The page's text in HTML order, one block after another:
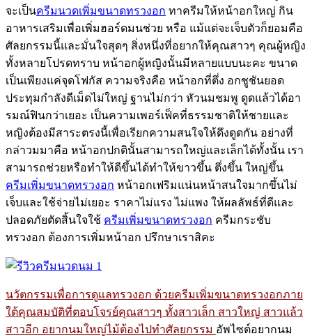
จะเป็นครีมนวดเพิ่มขนาดทรวงอก ทาครีมให้หน้าอกใหญ่ กิน
อาหารเสริมเพื่อเพิ่มฮอร์ดมนช่วย หรือ แม้แต่จะเจ็บตัวก็ยอมคือ
ศัลยกรรมนี้และมั่นใจสุดๆ สิ่งหนึ่งที่อยากให้คุณสาวๆ คุณผู้หญิง
ทั้งหลายโปรดทราบ หน้าอกผู้หญิงนั้นมีหลายแบบนะคะ ขนาด
เป็นเพียงแค่จุดโฟกัส ความจริงคือ หน้าอกที่ตึ่ง อกชูชันยอด
ประทุมกำลังดีเม็ดไม่ใหญ่ ฐานไม่กว่า หัวนมชมพู ดูดแล้วได้อา
รมณ์ฟินกว่าเยอะ เป็นความเพอร์เฟ็คที่ธรรมชาติให้ชายและ
หญิงต้องมีสาระตรงนี้เพื่อเรียกความสนใจให้ดึงดูดกัน อย่างที่
กล่าวมมาคือ หน้าอกปกตินั้นสามารถใหญ่และเล็กได้ทั้งนั้น เรา
สามารถช่วยหรือทำให้ดีขึ้นได้ทำให้ขาวขึ้น ตึ่งขึ้น ใหญ่ขึ้น
ครีมเพิ่มขนาดทรวงอก หน้าอกเฟริมแน่นหน้าสนใจมากขึ้นไม่
เจ็บและใช้จ่ายไม่เยอะ ราคาไม่แรง ไม่แพง ให้ผลลัพธ์ที่ดีและ
ปลอดภัยตัดสิ้นใจใช้ ครีมเพิ่มขนาดทรวงอก ครีมกระชับ
ทรวงอก ต้องการเพิ่มหน้าอก ปรึกษาเราสิคะ
นวัตกรรมเพื่อการดูแลทรวงอก ด้วยครีมเพิ่มขนาดทรวงอกภาย
ใต้คุณสมบัติที่ตอบโจรย์คุณสาวๆ ทั้งสาวเล็ก สาวใหญ่ สาวแล้ว
สาวอีก อยากนมใหญ่ไม้ต้องไปทำศัลยกรรม อัพไซต์อยากนม